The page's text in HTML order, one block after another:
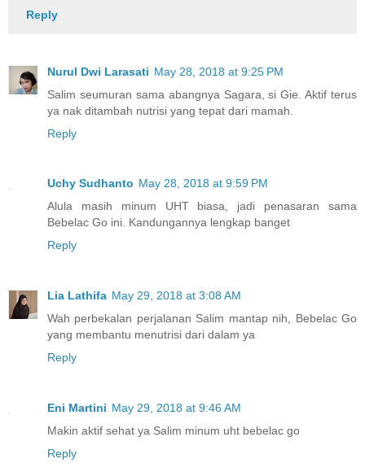
Reply
Nurul Dwi Larasati May 28, 2018 at 9:25 PM
Salim seumuran sama abangnya Sagara, si Gie. Aktif terus
ya nak ditambah nutrisi yang tepat dari mamah.
Reply
Uchy Sudhanto May 28, 2018 at 9:59 PM
Alula masih minum UHT biasa, jadi penasaran sama
Bebelac Go ini. Kandungannya lengkap banget
Reply
Lia Lathifa May 29, 2018 at 3:08 AM
Wah perbekalan perjalanan Salim mantap nih, Bebelac Go
yang membantu menutrisi dari dalam ya
Reply
Eni Martini May 29, 2018 at 9:46 AM
Makin aktif sehat ya Salim minum uht bebelac go
Reply